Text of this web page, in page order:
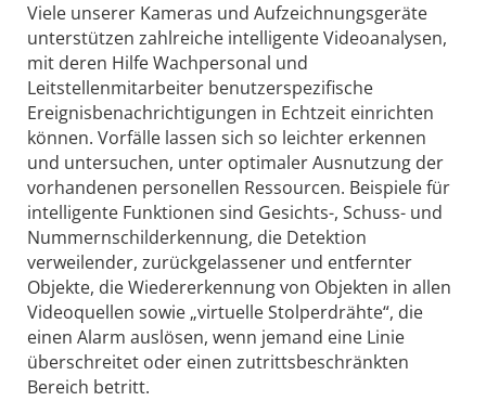
Viele unserer Kameras und Aufzeichnungsgeräte
unterstützen zahlreiche intelligente Videoanalysen,
mit deren Hilfe Wachpersonal und
Leitstellenmitarbeiter benutzerspezifische
Ereignisbenachrichtigungen in Echtzeit einrichten
können. Vorfälle lassen sich so leichter erkennen
und untersuchen, unter optimaler Ausnutzung der
vorhandenen personellen Ressourcen. Beispiele für
intelligente Funktionen sind Gesichts-, Schuss- und
Nummernschilderkennung, die Detektion
verweilender, zurückgelassener und entfernter
Objekte, die Wiedererkennung von Objekten in allen
Videoquellen sowie „virtuelle Stolperdrähte“, die
einen Alarm auslösen, wenn jemand eine Linie
überschreitet oder einen zutrittsbeschränkten
Bereich betritt.